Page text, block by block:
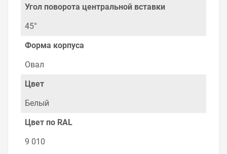
Угол поворота центральной вставки
45°
Форма корпуса
Овал
Цвет
Белый
Цвет по RAL
9 010